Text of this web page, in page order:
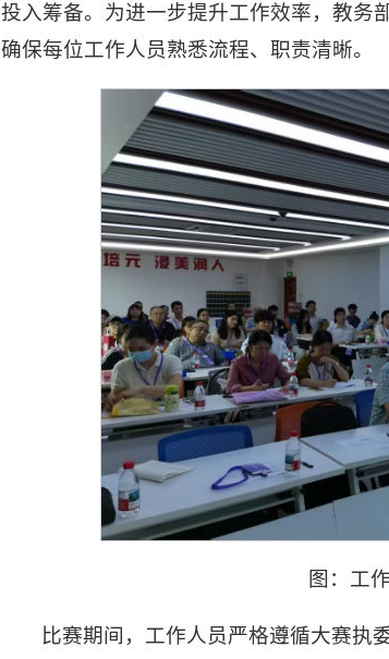
投入筹备。为进一步提升工作效率，教务
确保每位工作人员熟悉流程、职责清晰。
图：工
比赛期间，工作人员严格遵循大赛执